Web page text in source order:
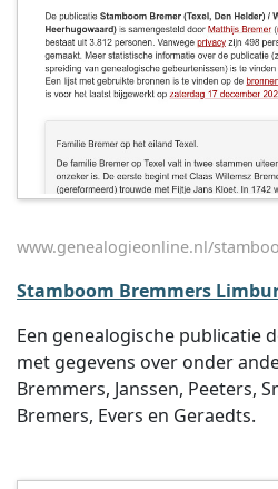
www.genealogieonline.nl/
Stamboom Bremmers
Een genealogische publicatie
met gegevens over onder
Bremmers, Janssen, Peeters,
Bremers, Evers en Geraedts.